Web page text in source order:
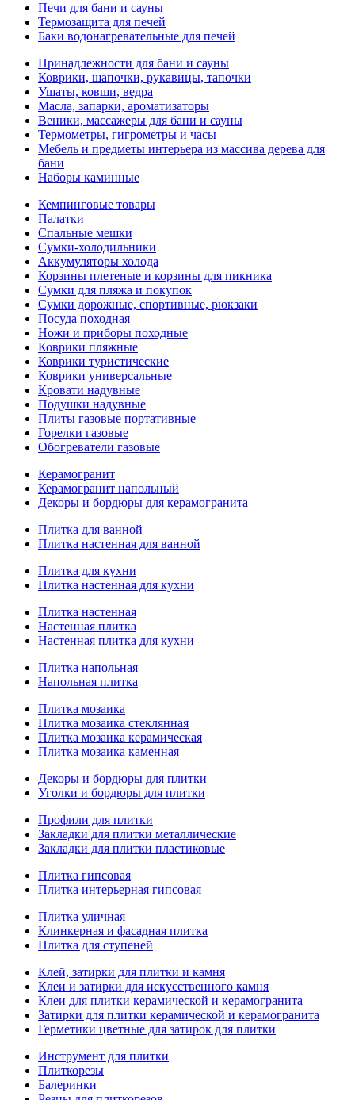
Печи для бани и сауны
Термозащита для печей
Баки водонагревательные для печей
Принадлежности для бани и сауны
Коврики, шапочки, рукавицы, тапочки
Ушаты, ковши, ведра
Масла, запарки, ароматизаторы
Веники, массажеры для бани и сауны
Термометры, гигрометры и часы
Мебель и предметы интерьера из массива дерева для
бани
Наборы каминные
Кемпинговые товары
Палатки
Спальные мешки
Сумки-холодильники
Аккумуляторы холода
Корзины плетеные и корзины для пикника
Сумки для пляжа и покупок
Сумки дорожные, спортивные, рюкзаки
Посуда походная
Ножи и приборы походные
Коврики пляжные
Коврики туристические
Коврики универсальные
Кровати надувные
Подушки надувные
Плиты газовые портативные
Горелки газовые
Обогреватели газовые
Керамогранит
Керамогранит напольный
Декоры и бордюры для керамогранита
Плитка для ванной
Плитка настенная для ванной
Плитка для кухни
Плитка настенная для кухни
Плитка настенная
Настенная плитка
Настенная плитка для кухни
Плитка напольная
Напольная плитка
Плитка мозаика
Плитка мозаика стеклянная
Плитка мозаика керамическая
Плитка мозаика каменная
Декоры и бордюры для плитки
Уголки и бордюры для плитки
Профили для плитки
Закладки для плитки металлические
Закладки для плитки пластиковые
Плитка гипсовая
Плитка интерьерная гипсовая
Плитка уличная
Клинкерная и фасадная плитка
Плитка для ступеней
Клей, затирки для плитки и камня
Клеи и затирки для искусственного камня
Клеи для плитки керамической и керамогранита
Затирки для плитки керамической и керамогранита
Герметики цветные для затирок для плитки
Инструмент для плитки
Плиткорезы
Балеринки